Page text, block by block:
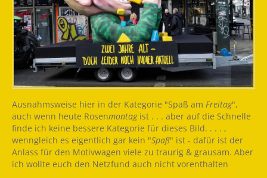
Ausnahmsweise hier in der Kategorie "Spaß am Freitag",
auch wenn heute Rosenmontag ist . . . aber auf die Schnelle
finde ich keine bessere Kategorie für dieses Bild. . . . ,
wenngleich es eigentlich gar kein "Spaß" ist - dafür ist der
Anlass für den Motivwagen viele zu traurig & grausam. Aber
ich wollte euch den Netzfund auch nicht vorenthalten